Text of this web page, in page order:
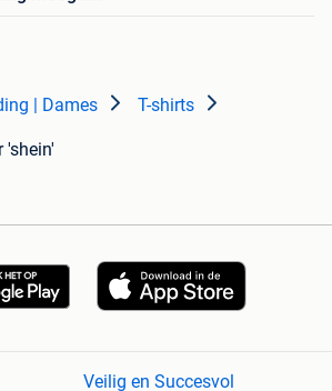
| Dames T-shirts
'shein'
Veilig en Succesvol